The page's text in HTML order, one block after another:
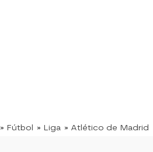
» Fútbol » Liga » Atlético de Madrid